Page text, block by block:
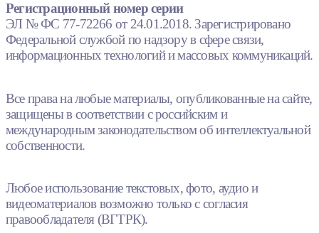
Регистрационный номер серии
ЭЛ № ФС 77-72266 от 24.01.2018. Зарегистрировано
Федеральной службой по надзору в сфере связи,
информационных технологий и массовых коммуникаций.
Все права на любые материалы, опубликованные на сайте,
защищены в соответствии с российским и
международным законодательством об интеллектуальной
собственности.
Любое использование текстовых, фото, аудио и
видеоматериалов возможно только с согласия
правообладателя (ВГТРК).